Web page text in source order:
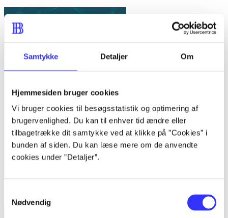
Samtykke Detaljer Om
Hjemmesiden bruger cookies
Vi bruger cookies til besøgsstatistik og optimering af
brugervenlighed. Du kan til enhver tid ændre eller
tilbagetrække dit samtykke ved at klikke på ”Cookies” i
bunden af siden. Du kan læse mere om de anvendte
cookies under ”Detaljer”.
Nødvendig